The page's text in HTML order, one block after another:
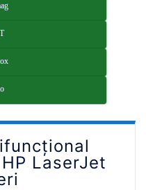
LaserJet